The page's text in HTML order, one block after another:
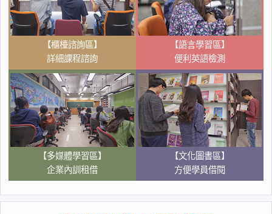
【櫃檯諮詢區】
詳細課程諮詢
【語言學習區】
便利英語檢測
【多媒體學習區】
企業內訓租借
【文化圖書區】
方便學員借閱